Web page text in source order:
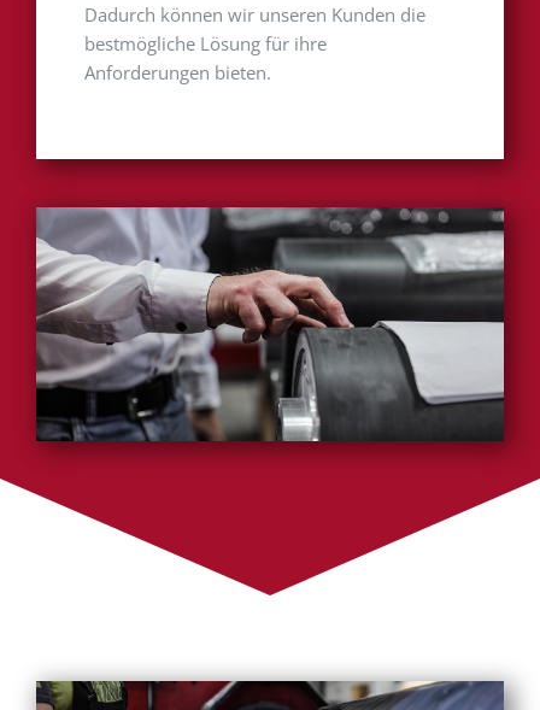
Dadurch können wir unseren Kunden die
bestmögliche Lösung für ihre
Anforderungen bieten.